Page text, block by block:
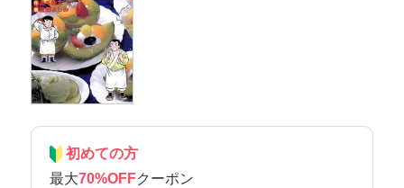
初めての方
最大70%OFFクーポン